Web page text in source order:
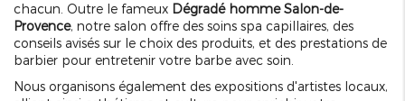
chacun. Outre le fameux Dégradé homme Salon-de-
Provence, notre salon offre des soins spa capillaires, des
conseils avisés sur le choix des produits, et des prestations de
barbier pour entretenir votre barbe avec soin.
Nous organisons également des expositions d'artistes locaux,